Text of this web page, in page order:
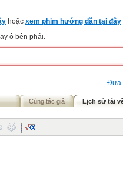
hoặc xem phim hướng dẫn tại đây
ô bên phải.
Đưa
Cùng tác giả Lịch sử tải